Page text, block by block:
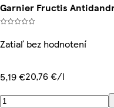
Garnier Fructis
Zatiaľ bez hodnotení
5,19 €20,76 €/l